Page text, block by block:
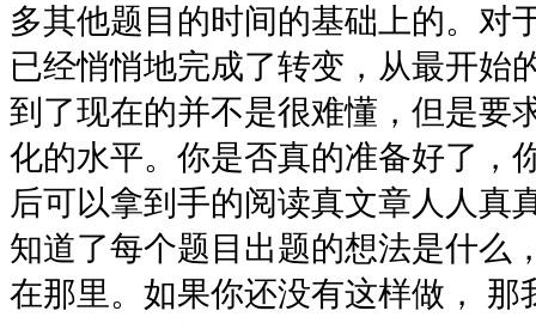
多其他题目的时间的基础上的。对
已经悄悄地完成了转变，从最开始
到了现在的并不是很难懂，但是要
化的水平。你是否真的准备好了，
后可以拿到手的阅读真文章人人真
知道了每个题目出题的想法是什么
在那里。如果你还没有这样做， 那